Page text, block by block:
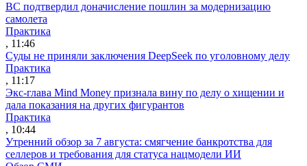
ВС подтвердил доначисление пошлин за модернизацию
самолета
Практика
, 11:46
Суды не приняли заключения DeepSeek по уголовному делу
Практика
, 11:17
Экс-глава Mind Money признала вину по делу о хищении и
дала показания на других фигурантов
Практика
, 10:44
Утренний обзор за 7 августа: смягчение банкротства для
селлеров и требования для статуса нацмодели ИИ